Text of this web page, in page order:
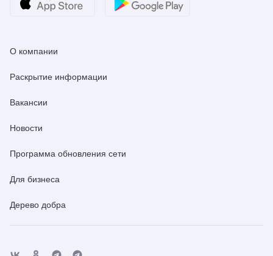
О компании
Раскрытие информации
Вакансии
Новости
Программа обновления сети
Для бизнеса
Дерево добра